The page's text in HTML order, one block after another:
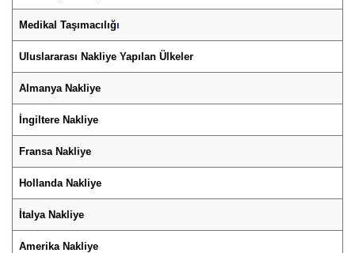
Medikal Taşımacılığı
Uluslararası Nakliye Yapılan Ülkeler
Almanya Nakliye
İngiltere Nakliye
Fransa Nakliye
Hollanda Nakliye
İtalya Nakliye
Amerika Nakliye